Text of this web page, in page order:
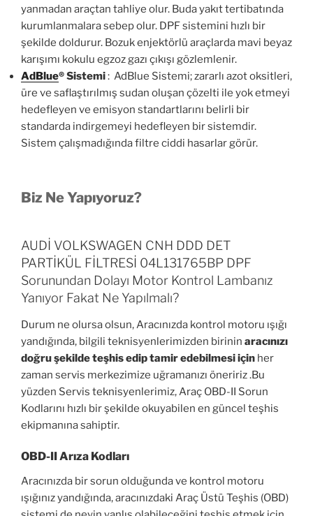
yanmadan araçtan tahliye olur. Buda yakıt tertibatında
kurumlanmalara sebep olur. DPF sistemini hızlı bir
şekilde doldurur. Bozuk enjektörlü araçlarda mavi beyaz
karışımı kokulu egzoz gazı çıkışı gözlemlenir.
AdBlue®Sistemi: AdBlue Sistemi; zararlı azot oksitleri,
üre ve saflaştırılmış sudan oluşan çözelti ile yok etmeyi
hedefleyen ve emisyon standartlarını belirli bir
standarda indirgemeyi hedefleyen bir sistemdir.
Sistem çalışmadığında filtre ciddi hasarlar görür.
Biz Ne Yapıyoruz?
AUDİ VOLKSWAGEN CNH DDD DET
PARTİKÜL FİLTRESİ 04L131765BP DPF
Sorunundan Dolayı Motor Kontrol Lambanız
Yanıyor Fakat Ne Yapılmalı?
Durum ne olursa olsun, Aracınızda kontrol motoru ışığı
yandığında, bilgili teknisyenlerimizden birinin aracınızı
doğru şekilde teşhis edip tamir edebilmesi için her
zaman servis merkezimize uğramanızı öneririz .Bu
yüzden Servis teknisyenlerimiz, Araç OBD-II Sorun
Kodlarını hızlı bir şekilde okuyabilen en güncel teşhis
ekipmanına sahiptir.
OBD-II Arıza Kodları
Aracınızda bir sorun olduğunda ve kontrol motoru
ışığınız yandığında, aracınızdaki Araç Üstü Teşhis (OBD)